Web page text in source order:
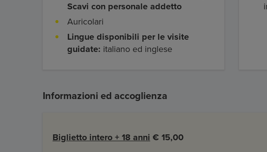
Scavi con personale addetto
Auricolari
Lingue disponibili per le visite
guidate: italiano ed inglese
Informazioni ed accoglienza
Biglietto intero + 18 anni € 15,00